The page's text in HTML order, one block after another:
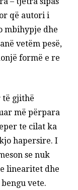
që autori i
mbihypje dhe
vetëm pesë,
formë e re
të gjithë
më përpara
te cilat ka
hapersire. I
se nuk
linearitet dhe
vete.